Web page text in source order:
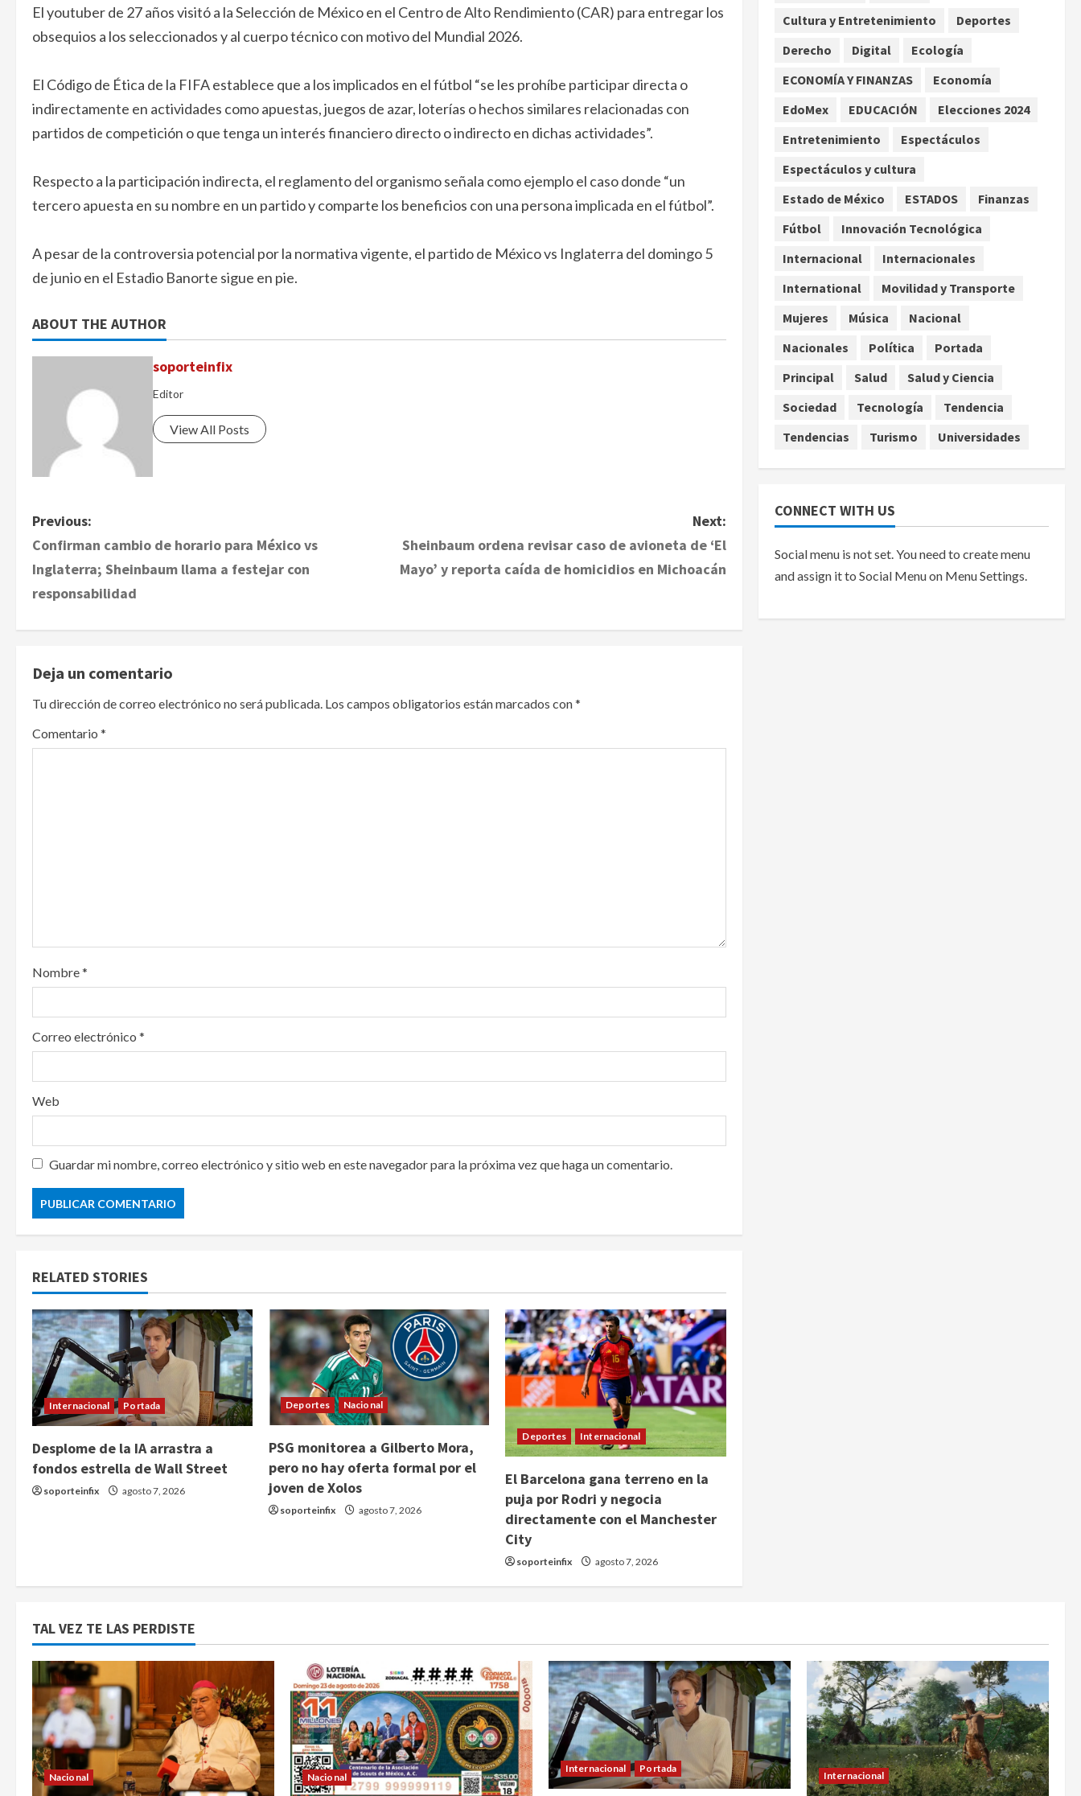
El youtuber de 27 años visitó a la Selección de México en el Centro de Alto Rendimiento (CAR) para entregar los
obsequios a los seleccionados y al cuerpo técnico con motivo del Mundial 2026.
El Código de Ética de la FIFA establece que a los implicados en el fútbol “se les prohíbe participar directa o
indirectamente en actividades como apuestas, juegos de azar, loterías o hechos similares relacionadas con
partidos de competición o que tenga un interés financiero directo o indirecto en dichas actividades”.
Respecto a la participación indirecta, el reglamento del organismo señala como ejemplo el caso donde “un
tercero apuesta en su nombre en un partido y comparte los beneficios con una persona implicada en el fútbol”.
A pesar de la controversia potencial por la normativa vigente, el partido de México vs Inglaterra del domingo 5
de junio en el Estadio Banorte sigue en pie.
ABOUT THE AUTHOR
soporteinfix
Editor
View All Posts
P
o
s
t
n
a
v
n
Previous:
Confirman cambio de horario para México vs
Inglaterra; Sheinbaum llama a festejar con
responsabilidad
Next:
Sheinbaum ordena revisar caso de avioneta de ‘El
Mayo’ y reporta caída de homicidios en Michoacán
Deja un comentario
Tu dirección de correo electrónico no será publicada. Los campos obligatorios están marcados con*
Comentario *
Nombre*
Correo electrónico *
Web
Guardar mi nombre, correo electrónico y sitio web en este navegador para la próxima vez que haga un comentario.
RELATED STORIES
Internacional Portada
Desplome de la IA arrastra a
fondos estrella de Wall Street
soporteinfix agosto 7, 2026
Deportes Nacional
PSG monitorea a Gilberto Mora,
pero no hay oferta formal por el
joven de Xolos
soporteinfix agosto 7, 2026
Deportes Internacional
El Barcelona gana terreno en la
puja por Rodri y negocia
directamente con el Manchester
City
soporteinfix agosto 7, 2026
2
México
agosto 7, 2026
Internacional Portada
Desplome de la IA arrastra a
Street
agosto 7, 2026
4
Estudio en Science vincula el
consumo de fruta ancestral
humano
agosto 7, 2026
Internacional
EE.UU. amplía revisión de
de periodistas y ciertos
Canadá
agosto 7, 2026
Cultura y Entretenimiento
Deportes
Derecho
Digital
Ecología
ECONOMÍA Y FINANZAS
Economía
EdoMex
EDUCACIÓN
Elecciones 2024
Entretenimiento
Espectáculos
Espectáculos y cultura
Estado de México
ESTADOS
Finanzas
Fútbol
Innovación Tecnológica
Internacional
Internacionales
International
Movilidad y Transporte
Mujeres
Música
Nacional
Nacionales
Política
Portada
Principal
Salud
Salud y Ciencia
Sociedad
Tecnología
Tendencia
Tendencias
Turismo Universidades
CONNECT WITH US
Social menu is not set. You need to create menu
and assign it to Social Menu on Menu Settings.
TAL VEZ TE LAS PERDISTE
Nacional Nacional
Internacional Portada
Internacional